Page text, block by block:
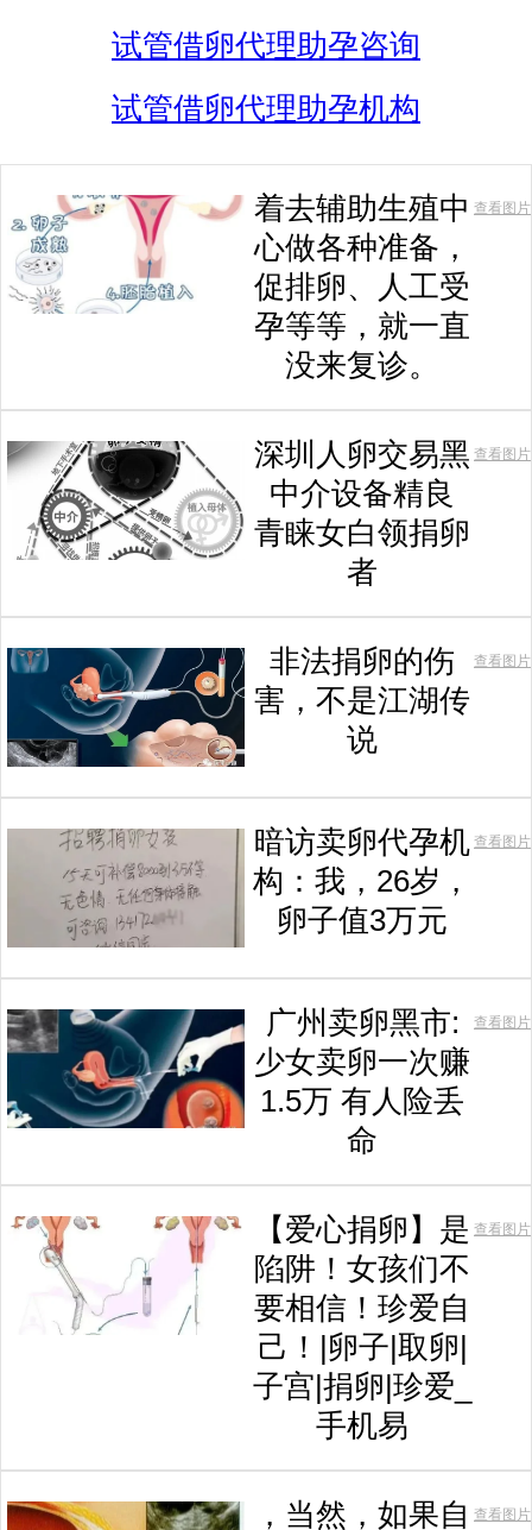
试管借卵代理助孕咨询
试管借卵代理助孕机构
着去辅助生殖中
心做各种准备，
促排卵、人工受
孕等等，就一直
没来复诊。
查看图片
深圳人卵交易黑
中介设备精良
青睐女白领捐卵
者
查看图片
非法捐卵的伤
害，不是江湖传
说
查看图片
暗访卖卵代孕机
构：我，26岁，
卵子值3万元
查看图片
广州卖卵黑市:
少女卖卵一次赚
1.5万 有人险丢
命
查看图片
【爱心捐卵】是
陷阱！女孩们不
要相信！珍爱自
己！|卵子|取卵|
子宫|捐卵|珍爱_
手机易
查看图片
，当然，如果自 查看图片